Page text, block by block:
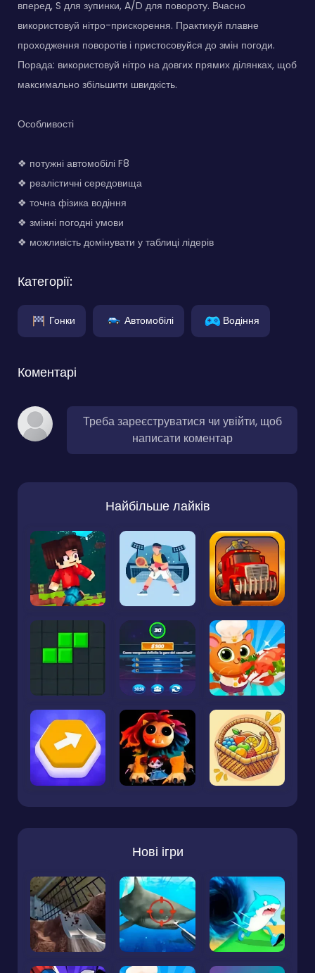
вперед, S для зупинки, A/D для повороту. Вчасно
використовуй нітро-прискорення. Практикуй плавне
проходження поворотів і пристосовуйся до змін погоди.
Порада: використовуй нітро на довгих прямих ділянках, щоб
максимально збільшити швидкість.
Особливості
❖ потужні автомобілі F8
❖ реалістичні середовища
❖ точна фізика водіння
❖ змінні погодні умови
❖ можливість домінувати у таблиці лідерів
Категорії:
Гонки Автомобілі Водіння
Коментарі
Треба зареєструватися чи увійти, щоб
написати коментар
Найбільше лайків
Нові ігри